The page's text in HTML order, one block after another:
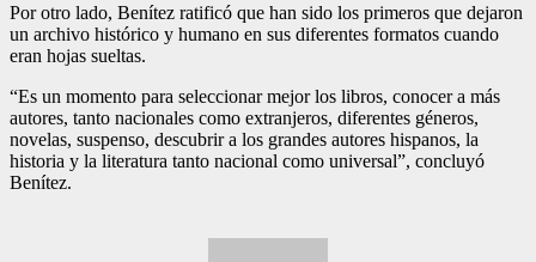
Por otro lado, Benítez ratificó que han sido los primeros que dejaron
un archivo histórico y humano en sus diferentes formatos cuando
eran hojas sueltas.
“Es un momento para seleccionar mejor los libros, conocer a más
autores, tanto nacionales como extranjeros, diferentes géneros,
novelas, suspenso, descubrir a los grandes autores hispanos, la
historia y la literatura tanto nacional como universal”, concluyó
Benítez.